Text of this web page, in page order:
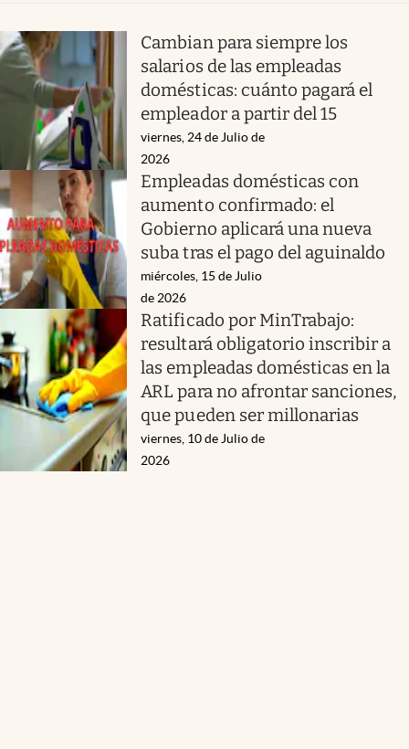
Cambian para siempre los
salarios de las empleadas
domésticas: cuánto pagará el
empleador a partir del 15
viernes, 24 de Julio de
2026
Empleadas domésticas con
aumento confirmado: el
Gobierno aplicará una nueva
suba tras el pago del aguinaldo
miércoles, 15 de Julio
de 2026
Ratificado por MinTrabajo:
resultará obligatorio inscribir a
las empleadas domésticas en la
ARL para no afrontar sanciones,
que pueden ser millonarias
viernes, 10 de Julio de
2026